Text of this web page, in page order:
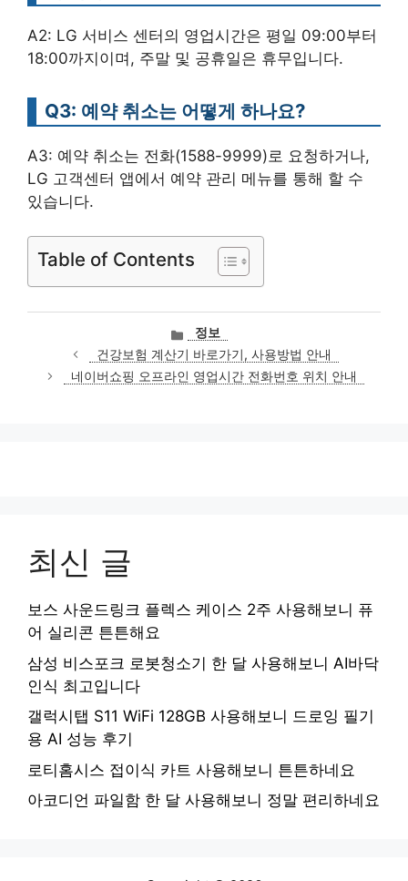
A2: LG 서비스 센터의 영업시간은 평일 09:00부터
18:00까지이며, 주말 및 공휴일은 휴무입니다.
Q3: 예약 취소는 어떻게 하나요?
A3: 예약 취소는 전화(1588-9999)로 요청하거나,
LG 고객센터 앱에서 예약 관리 메뉴를 통해 할 수
있습니다.
Table of Contents
카
테
고
리
정보
건강보험 계산기 바로가기, 사용방법 안내
네이버쇼핑 오프라인 영업시간 전화번호 위치 안내
최신 글
보스 사운드링크 플렉스 케이스 2주 사용해보니 퓨
어 실리콘 튼튼해요
삼성 비스포크 로봇청소기 한 달 사용해보니 AI바닥
인식 최고입니다
갤럭시탭 S11 WiFi 128GB 사용해보니 드로잉 필기
용 AI 성능 후기
로티홈시스 접이식 카트 사용해보니 튼튼하네요
아코디언 파일함 한 달 사용해보니 정말 편리하네요